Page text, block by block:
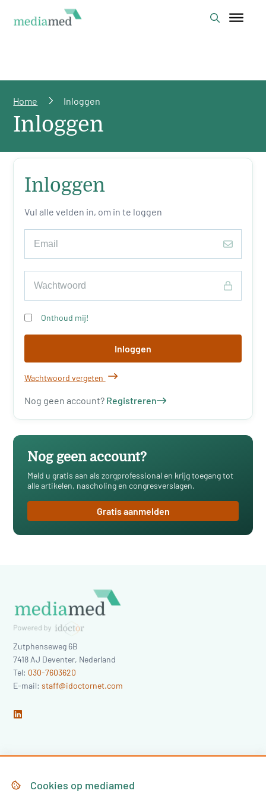
Home Inloggen
Inloggen
Inloggen
Vul alle velden in, om in te loggen
Onthoud mij!
Inloggen
Wachtwoord vergeten
Nog geen account? Registreren
Nog geen account?
Meld u gratis aan als zorgprofessional en krijg toegang tot
alle artikelen, nascholing en congresverslagen.
Gratis aanmelden
Zutphenseweg 6B
7418 AJ Deventer, Nederland
Tel: 030-7603620
E-mail:staff@idoctornet.com
HomeCookies op mediamed